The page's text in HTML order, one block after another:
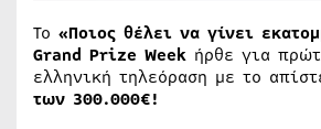
Το «Ποιος θέλει να γίνει
Grand Prize Week ήρθε για
ελληνική τηλεόραση με το
των 300.000€!